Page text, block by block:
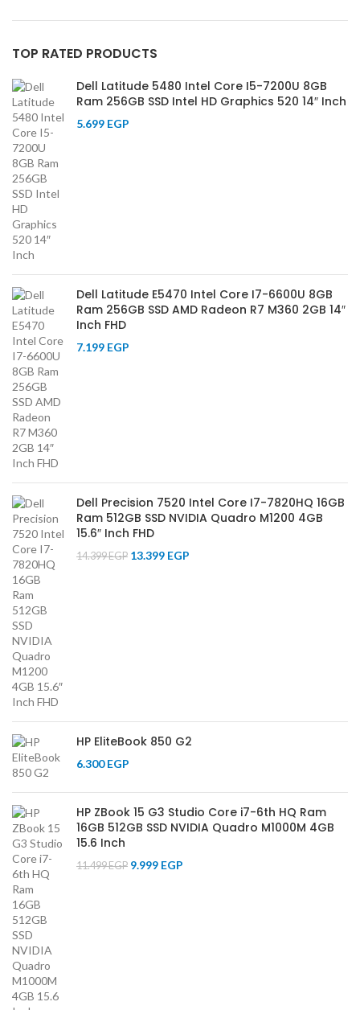
TOP RATED PRODUCTS
Dell Latitude 5480 Intel Core I5-7200U 8GB
Ram 256GB SSD Intel HD Graphics 520 14″ Inch
5.699 EGP
Dell Latitude E5470 Intel Core I7-6600U 8GB
Ram 256GB SSD AMD Radeon R7 M360 2GB 14″
Inch FHD
7.199 EGP
Dell Precision 7520 Intel Core I7-7820HQ 16GB
Ram 512GB SSD NVIDIA Quadro M1200 4GB
15.6″ Inch FHD
14.399EGP 13.399 EGP
HP EliteBook 850 G2
6.300EGP
HP ZBook 15 G3 Studio Core i7-6th HQ Ram
16GB 512GB SSD NVIDIA Quadro M1000M 4GB
15.6 Inch
11.499EGP 9.999 EGP